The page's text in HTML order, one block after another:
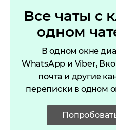
Все чаты с
одном
В одном окне
WhatsApp и Viber,
почта и другие
переписки в одном